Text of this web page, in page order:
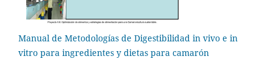
Manual de Metodologías de Digestibilidad in vivo e in
vitro para ingredientes y dietas para camarón